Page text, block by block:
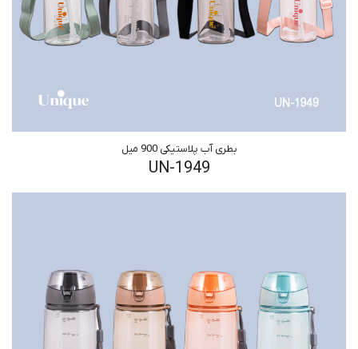
بطری آب پلاستیکی 900 میل
UN-1949